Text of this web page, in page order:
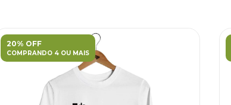
20% OFF
COMPRANDO 4 OU MAIS